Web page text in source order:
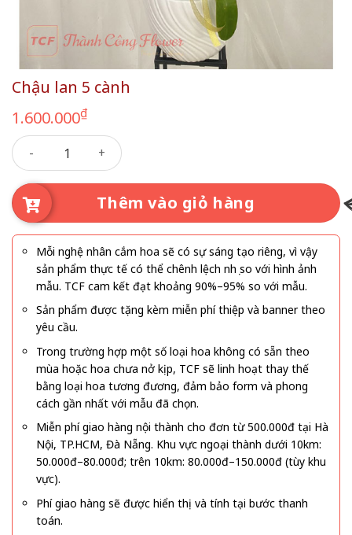
Chậu lan 5 cành
1.600.000₫
Chậu lan 5 cành số lượng
Thêm vào giỏ hàng
Mỗi nghệ nhân cắm hoa sẽ có sự sáng tạo riêng, vì vậy
sản phẩm thực tế có thể chênh lệch nhẹ so với hình ảnh
mẫu. TCF cam kết đạt khoảng 90%–95% so với mẫu.
Sản phẩm được tặng kèm miễn phí thiệp và banner theo
yêu cầu.
Trong trường hợp một số loại hoa không có sẵn theo
mùa hoặc hoa chưa nở kịp, TCF sẽ linh hoạt thay thế
bằng loại hoa tương đương, đảm bảo form và phong
cách gần nhất với mẫu đã chọn.
Miễn phí giao hàng nội thành cho đơn từ 500.000đ tại Hà
Nội, TP.HCM, Đà Nẵng. Khu vực ngoại thành dưới 10km:
50.000đ–80.000đ; trên 10km: 80.000đ–150.000đ (tùy khu
vực).
Phí giao hàng sẽ được hiển thị và tính tại bước thanh
toán.